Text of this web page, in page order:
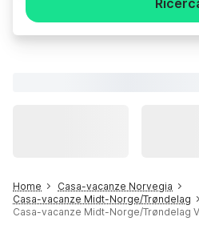
Home
Casa-vacanze Norvegia
Casa-vacanze Midt-Norge/Trøndelag
Casa-vacanze Midt-Norge/Trøndelag